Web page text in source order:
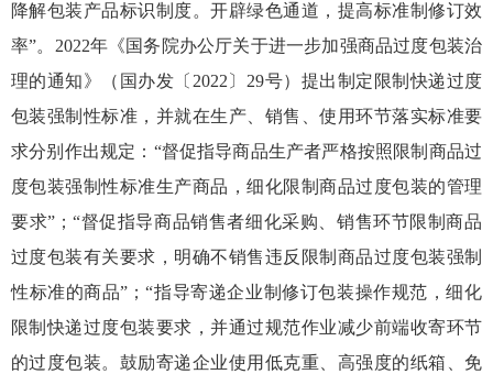
降解包装产品标识制度。开辟绿色通道，提高标准制修订效
率”。2022年《国务院办公厅关于进一步加强商品过度包装治
理的通知》（国办发〔2022〕29号）提出制定限制快递过度
包装强制性标准，并就在生产、销售、使用环节落实标准要
求分别作出规定：“督促指导商品生产者严格按照限制商品过
度包装强制性标准生产商品，细化限制商品过度包装的管理
要求”；“督促指导商品销售者细化采购、销售环节限制商品
过度包装有关要求，明确不销售违反限制商品过度包装强制
性标准的商品”；“指导寄递企业制修订包装操作规范，细化
限制快递过度包装要求，并通过规范作业减少前端收寄环节
的过度包装。鼓励寄递企业使用低克重、高强度的纸箱、免